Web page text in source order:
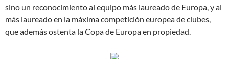
sino un reconocimiento al equipo más laureado de Europa, y al
más laureado en la máxima competición europea de clubes,
que además ostenta la Copa de Europa en propiedad.